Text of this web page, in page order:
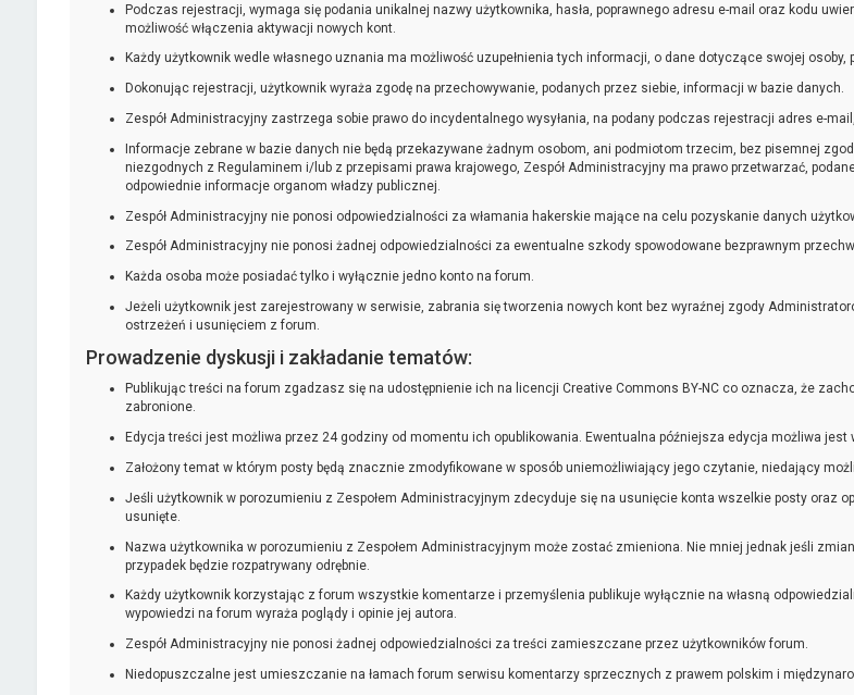
Podczas rejestracji, wymaga się podania unikalnej nazwy użytkownika, hasła, poprawnego adresu e-mail oraz kodu
możliwość włączenia aktywacji nowych kont.
Każdy użytkownik wedle własnego uznania ma możliwość uzupełnienia tych informacji, o dane dotyczące swojej
Dokonując rejestracji, użytkownik wyraża zgodę na przechowywanie, podanych przez siebie, informacji w bazie danych.
Zespół Administracyjny zastrzega sobie prawo do incydentalnego wysyłania, na podany podczas rejestracji adres e-
Informacje zebrane w bazie danych nie będą przekazywane żadnym osobom, ani podmiotom trzecim, bez pisemnej
niezgodnych z Regulaminem i/lub z przepisami prawa krajowego, Zespół Administracyjny ma prawo przetwarzać,
odpowiednie informacje organom władzy publicznej.
Zespół Administracyjny nie ponosi odpowiedzialności za włamania hakerskie mające na celu pozyskanie danych
Zespół Administracyjny nie ponosi żadnej odpowiedzialności za ewentualne szkody spowodowane bezprawnym
Każda osoba może posiadać tylko i wyłącznie jedno konto na forum.
Jeżeli użytkownik jest zarejestrowany w serwisie, zabrania się tworzenia nowych kont bez wyraźnej zgody
ostrzeżeń i usunięciem z forum.
Prowadzenie dyskusji i zakładanie tematów:
Publikując treści na forum zgadzasz się na udostępnienie ich na licencji Creative Commons BY-NC co oznacza, że
zabronione.
Edycja treści jest możliwa przez 24 godziny od momentu ich opublikowania. Ewentualna późniejsza edycja możliwa
Założony temat w którym posty będą znacznie zmodyfikowane w sposób uniemożliwiający jego czytanie, niedający
Jeśli użytkownik w porozumieniu z Zespołem Administracyjnym zdecyduje się na usunięcie konta wszelkie posty
usunięte.
Nazwa użytkownika w porozumieniu z Zespołem Administracyjnym może zostać zmieniona. Nie mniej jednak jeśli
przypadek będzie rozpatrywany odrębnie.
Każdy użytkownik korzystając z forum wszystkie komentarze i przemyślenia publikuje wyłącznie na własną
wypowiedzi na forum wyraża poglądy i opinie jej autora.
Zespół Administracyjny nie ponosi żadnej odpowiedzialności za treści zamieszczane przez użytkowników forum.
Niedopuszczalne jest umieszczanie na łamach forum serwisu komentarzy sprzecznych z prawem polskim i